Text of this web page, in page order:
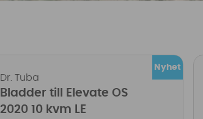
Dr. Tuba
Bladder till Elevate OS
2020 10 kvm LE